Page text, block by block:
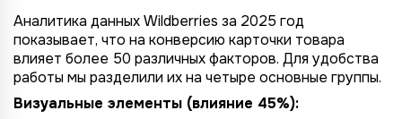
Аналитика данных Wildberries за 2025 год
показывает, что на конверсию карточки товара
влияет более 50 различных факторов. Для удобства
работы мы разделили их на четыре основные группы.
Визуальные элементы (влияние 45%):